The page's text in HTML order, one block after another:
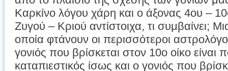
Καρκίνο λόγου χάρη και ο άξονας 4ου –
Ζυγού – Κριού αντίστοιχα, τι συμβαίνει;
οποία φτάνουν οι περισσότεροι
γονιός που βρίσκεται στον 10ο οίκο είναι
καταπιεστικός ίσως και ο γονιός που